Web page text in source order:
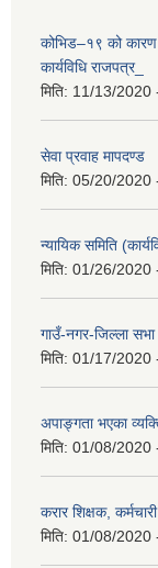
कोभिड–१९ को
कार्यविधि राजपत्र_
मिति: 11/13/2020
सेवा प्रवाह मापदण्ड
मिति: 05/20/2020
न्यायिक समिति
मिति: 01/26/2020
गाउँ-नगर-जिल्ला सभा
मिति: 01/17/2020
अपाङ्गता भएका
मिति: 01/08/2020
करार शिक्षक,
मिति: 01/08/2020